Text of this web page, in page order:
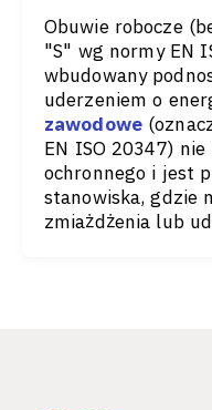
Obuwie robocze
"S" wg normy EN
wbudowany
uderzeniem o
zawodowe
EN ISO 20347)
ochronnego i jest
stanowiska, gdzie
zmiażdżenia lub